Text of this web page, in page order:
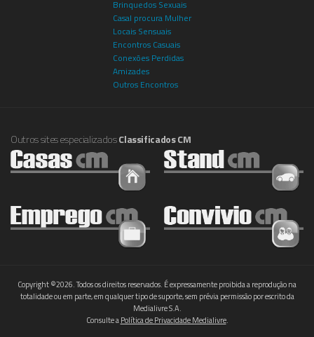
Brinquedos Sexuais
Casal procura Mulher
Locais Sensuais
Encontros Casuais
Conexões Perdidas
Amizades
Outros Encontros
Outros sites especializadosClassificados CM
Copyright ©2026. Todos os direitos reservados. É expressamente proibida a reprodução na
totalidade ou em parte, em qualquer tipo de suporte, sem prévia permissão por escrito da
Medialivre S.A.
Consulte aPolítica de Privacidade Medialivre.